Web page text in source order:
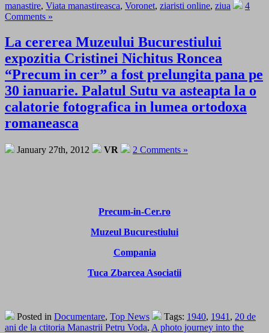
manastire, Viata manastireasca, Voronet, ziaristi online, ziua
4
Comments »
La cererea Muzeului Bucurestiului
expozitia Cristinei Nichitus Roncea
“Precum in cer” a fost prelungita pana pe
30 ianuarie. Palatul Sutu va asteapta la o
calatorie fotografica in lumea ortodoxa
romaneasca
January 27th, 2012 VR 2 Comments »
Precum-in-Cer.ro
Muzeul Bucurestiului
Compania
Tuca Zbarcea Asociatii
Posted in Documentare, Top News Tags: 1940, 1941 , 20 de
ani de la ctitoria Manastrii Petru Voda, A photo journey into the